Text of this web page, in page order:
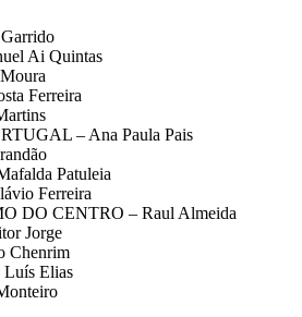
Ai Quintas
Ferreira
– Ana Paula Pais
Patuleia
Ferreira
DO CENTRO – Raul Almeida
Jorge
Chenrim
Elias